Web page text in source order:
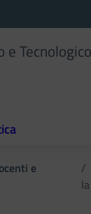
e Tecnologico
e